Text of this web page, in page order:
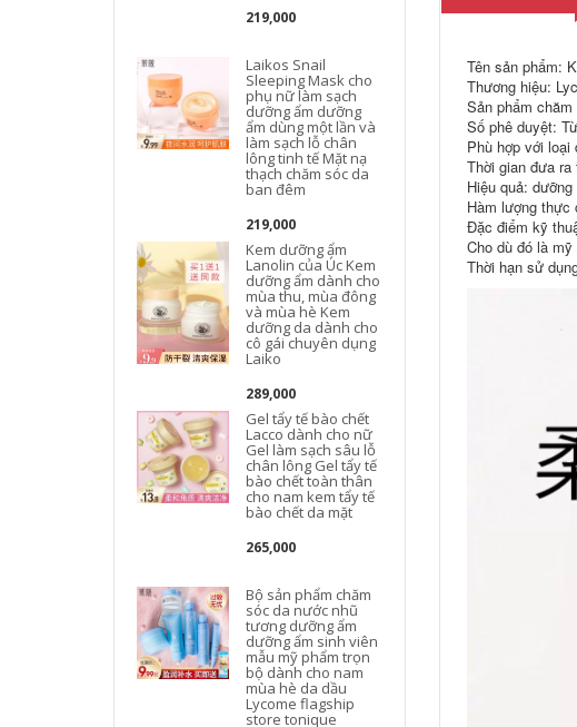
219,000
Laikos Snail
Sleeping Mask cho
phụ nữ làm sạch
dưỡng ẩm dưỡng
ẩm dùng một lần và
làm sạch lỗ chân
lông tinh tế Mặt nạ
thạch chăm sóc da
ban đêm
219,000
Kem dưỡng ẩm
Lanolin của Úc Kem
dưỡng ẩm dành cho
mùa thu, mùa đông
và mùa hè Kem
dưỡng da dành cho
cô gái chuyên dụng
Laiko
289,000
Gel tẩy tế bào chết
Lacco dành cho nữ
Gel làm sạch sâu lỗ
chân lông Gel tẩy tế
bào chết toàn thân
cho nam kem tẩy tế
bào chết da mặt
265,000
Bộ sản phẩm chăm
sóc da nước nhũ
tương dưỡng ẩm
dưỡng ẩm sinh viên
mẫu mỹ phẩm trọn
bộ dành cho nam
mùa hè da dầu
Lycome flagship
store tonique
cushion
265,000
Tên sản phẩm:
Thương hiệu:
Sản phẩm
Số phê duyệt:
Phù hợp với loại
Thời gian đưa
Hiệu quả: dưỡng
Hàm lượng thực
Đặc điểm kỹ
Cho dù đó là
Thời hạn sử